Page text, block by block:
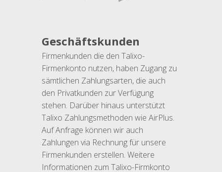
Geschäftskunden
Firmenkunden die den Talixo-
Firmenkonto nutzen, haben Zugang zu
sämtlichen Zahlungsarten, die auch
den Privatkunden zur Verfügung
stehen. Darüber hinaus unterstützt
Talixo Zahlungsmethoden wie AirPlus.
Auf Anfrage können wir auch
Zahlungen via Rechnung für unsere
Firmenkunden erstellen. Weitere
Informationen zum Talixo-Firmkonto